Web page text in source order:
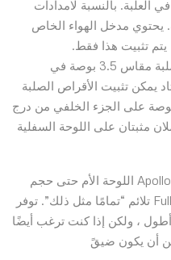
العلبة. بالنسبة لامدادات
يحتوي مدخل الهواء الخاص
يتم تثبيت هذا فقط.
يمكن العثور على فتحات الأقراص الصلبة مقاس 3.5 بوصة في
يمكن تثبيت الأقراص الصلبة
أو الأقراص الصلبة مقاس 2.5 بوصة على الجزء الخلفي من درج
مثبتان على اللوحة السفلية
يمكن أن يستوعب الجزء الداخلي من Apollo اللوحة الأم حتى حجم
ATX. ومع ذلك ، فإن لوحة FullSize ATX تلائم “تمامًا مثل ذلك”. توفر
، ولكن إذا كنت ترغب أيضًا
أن يكون ضيقً